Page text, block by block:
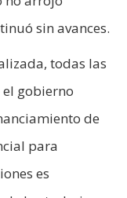
sin avances.
todas las
gobierno
de
para
es